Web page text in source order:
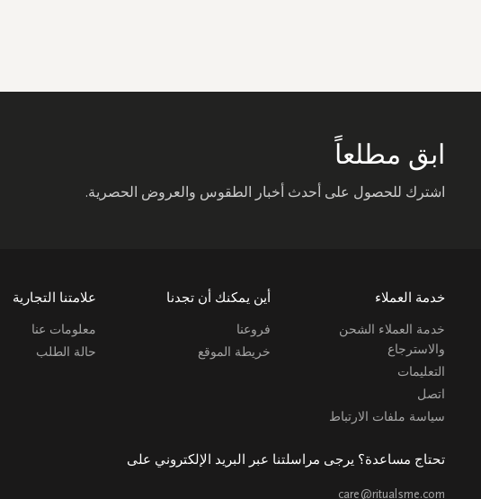
ابق مطلعاً
اشترك للحصول على أحدث أخبار الطقوس والعروض الحصرية.
خدمة العملاء
خدمة العملاء الشحن
والاسترجاع
التعليمات
اتصل
سياسة ملفات الارتباط
أين يمكنك أن تجدنا
فروعنا
خريطة الموقع
علامتنا التجارية
معلومات عنا
حالة الطلب
تحتاج مساعدة؟ يرجى مراسلتنا عبر البريد الإلكتروني على
care@ritualsme.com